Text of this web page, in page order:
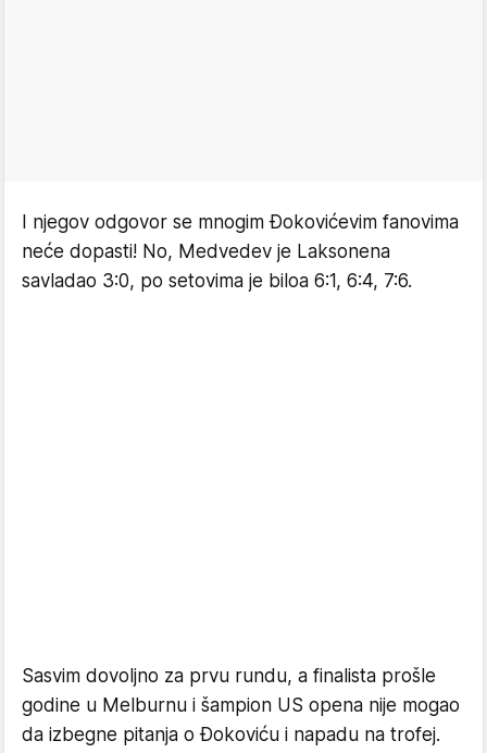
I njegov odgovor se mnogim Đokovićevim fanovima
neće dopasti! No, Medvedev je Laksonena
savladao 3:0, po setovima je biloa 6:1, 6:4, 7:6.
Sasvim dovoljno za prvu rundu, a finalista prošle
godine u Melburnu i šampion US opena nije mogao
da izbegne pitanja o Đokoviću i napadu na trofej.